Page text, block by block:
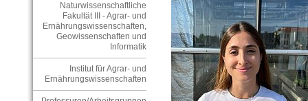
Naturwissenschaftliche
Fakultät III - Agrar- und
Ernährungswissenschaften,
Geowissenschaften und
Informatik
Institut für Agrar- und
Ernährungswissenschaften